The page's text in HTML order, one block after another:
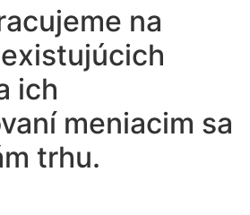
na
ich
meniacim sa
trhu.